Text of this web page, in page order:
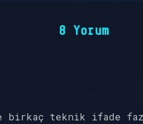
8 Yorum
birkaç teknik ifade